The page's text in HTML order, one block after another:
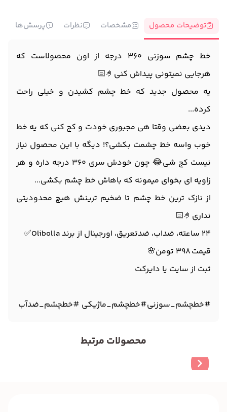
توضیحات محصول مشخصات نظرات پرسش‌ها
خط چشم سوزنی 360 درجه از اون محصولاست که
هرجایی نمیتونی پیداش کنی🤌🏻
یه محصول جدید که خط چشم کشیدن و خیلی راحت
کرده...
دیدی بعضی وقتا هی مجبوری خودت و کج کنی که یه خط
خوب واسه خط چشمت بکشی؟! دیگه با این محصول نیاز
نیست کج شی😂 چون خودش سری 360 درجه داره و هر
زاویه ای بخوای میمونه که باهاش خط چشم بکشی...
از نازک ترین خط چشم تا ضخیم ترینش هیچ محدودیتی
نداری🤌🏻
24 ساعته، ضداب، ضدتعریق، اورجینال از برند Olibolla✅
قیمت 398 تومن🌸
ثبت از سایت یا دایرکت
#خطچشم_سوزنی#خطچشم_ماژیکی #خطچشم_ضدآب
محصولات مرتبط